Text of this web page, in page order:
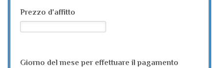
Prezzo d'affitto
Giorno del mese per effettuare il pagamento